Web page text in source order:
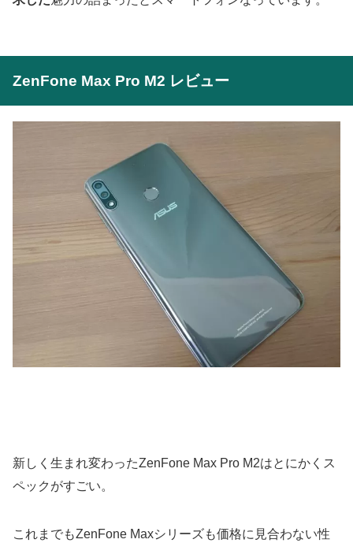
ZenFone Max Pro M2 レビュー
新しく生まれ変わったZenFone Max Pro M2はとにかくス
ペックがすごい。
これまでもZenFone Maxシリーズも価格に見合わない性